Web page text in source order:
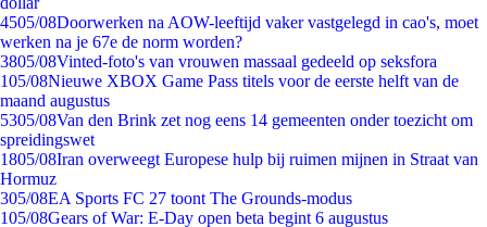
4505/08Doorwerken na AOW-leeftijd vaker vastgelegd in cao's, moet
werken na je 67e de norm worden?
3805/08Vinted-foto's van vrouwen massaal gedeeld op seksfora
105/08Nieuwe XBOX Game Pass titels voor de eerste helft van de
maand augustus
5305/08Van den Brink zet nog eens 14 gemeenten onder toezicht om
spreidingswet
1805/08Iran overweegt Europese hulp bij ruimen mijnen in Straat van
Hormuz
305/08EA Sports FC 27 toont The Grounds-modus
105/08Gears of War: E-Day open beta begint 6 augustus